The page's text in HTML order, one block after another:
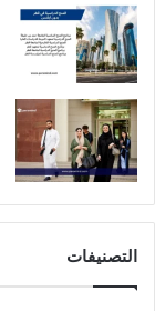
التصنيفات